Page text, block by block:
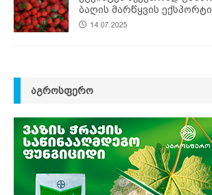
ბაღის მარწყვის ექსპორტი
14.07.2025
ᲐᲒᲠᲝᲡᲤᲔᲠᲝ